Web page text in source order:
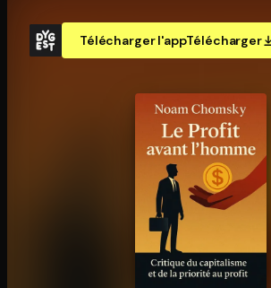
Télécharger l'appTélécharger